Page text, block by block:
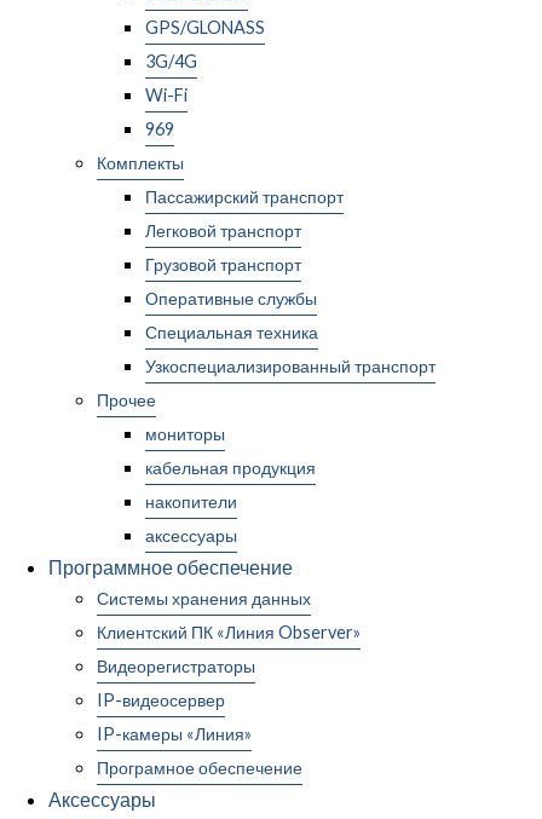
GPS/GLONASS
3G/4G
Wi-Fi
969
Комплекты
Пассажирский транспорт
Легковой транспорт
Грузовой транспорт
Оперативные службы
Специальная техника
Узкоспециализированный транспорт
Прочее
мониторы
кабельная продукция
накопители
аксессуары
Программное обеспечение
Системы хранения данных
Клиентский ПК «Линия Observer»
Видеорегистраторы
IP-видеосервер
IP-камеры «Линия»
Програмное обеспечение
Аксессуары